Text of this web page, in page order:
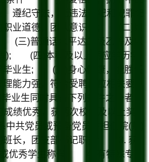
遵纪守法，无违法违纪和犯罪记
职业道德，团队意识强; (二)具
三)普通话水平达二级乙等及以
); (四)本科及以上相应学历学
毕业生; (五)身心健康，能胜任
能力强，符合受聘岗位相关要
生同时具备下列条件之一者，
优秀，获两次校级及以上奖
共党员或预备党员并担任院(系)
班长，团支部书记职务; 3. 获
或优秀学生称号; 4. 有特殊专